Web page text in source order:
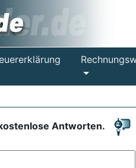
Antworten.